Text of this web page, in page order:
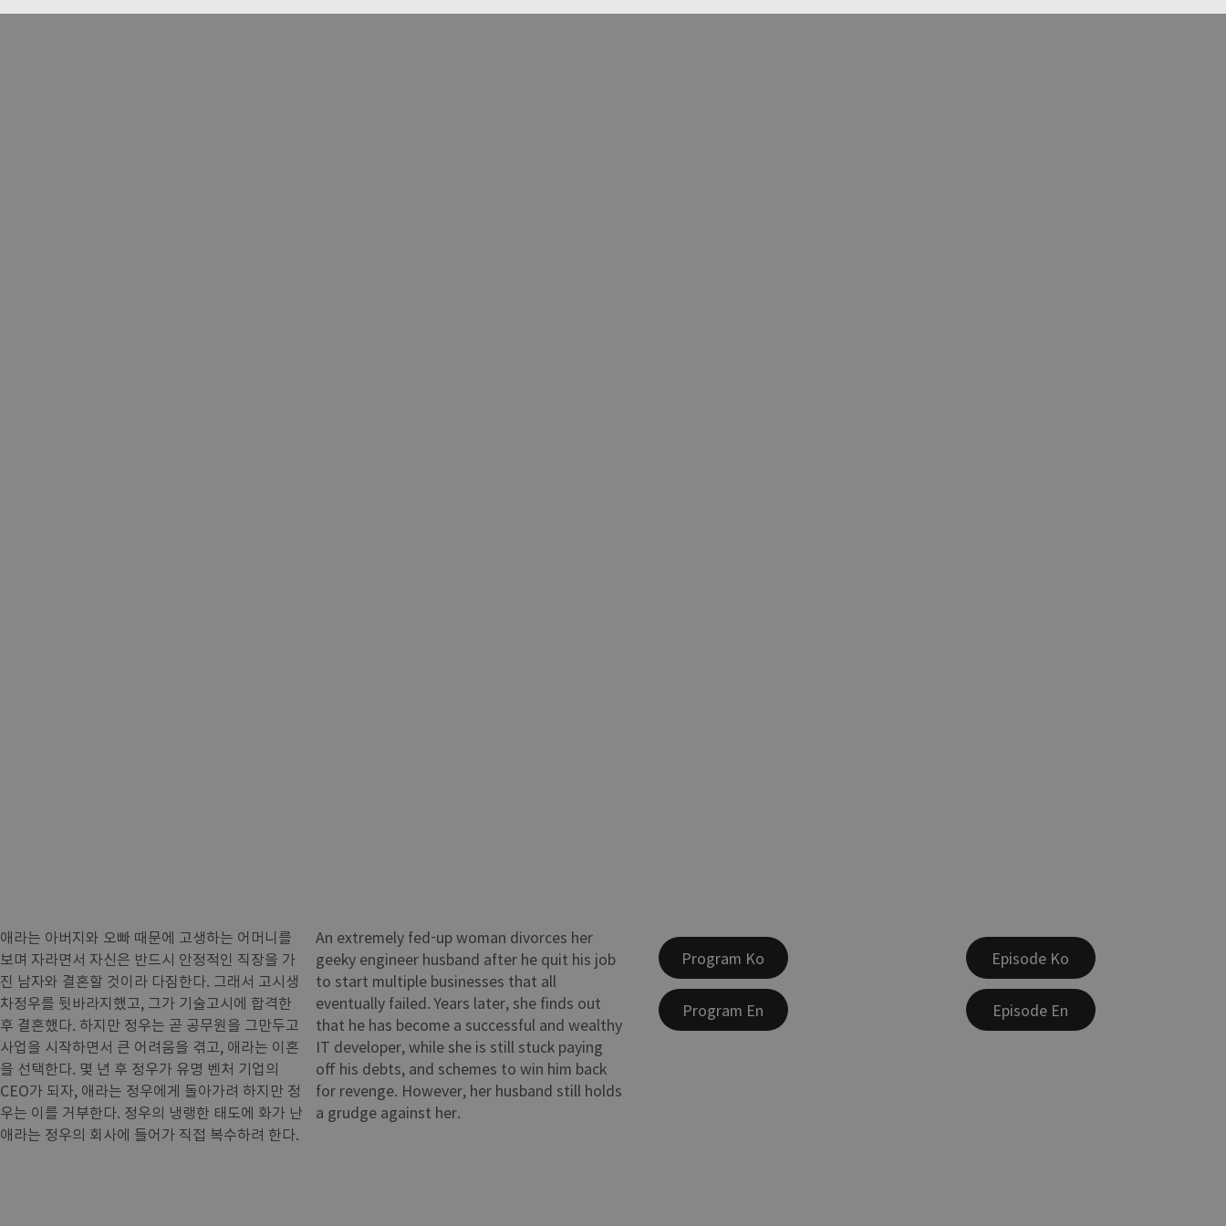
애라는 아버지와 오빠 때문에 고생하는 어머니를
보며 자라면서 자신은 반드시 안정적인 직장을 가
진 남자와 결혼할 것이라 다짐한다. 그래서 고시생
차정우를 뒷바라지했고, 그가 기술고시에 합격한
후 결혼했다. 하지만 정우는 곧 공무원을 그만두고
사업을 시작하면서 큰 어려움을 겪고, 애라는 이혼
을 선택한다. 몇 년 후 정우가 유명 벤처 기업의
CEO가 되자, 애라는 정우에게 돌아가려 하지만 정
우는 이를 거부한다. 정우의 냉랭한 태도에 화가 난
애라는 정우의 회사에 들어가 직접 복수하려 한다.
An extremely fed-up woman divorces her
geeky engineer husband after he quit his job
to start multiple businesses that all
eventually failed. Years later, she finds out
that he has become a successful and wealthy
IT developer, while she is still stuck paying
off his debts, and schemes to win him back
for revenge. However, her husband still holds
a grudge against her.
Program Ko
Program En
Episode Ko
Episode En